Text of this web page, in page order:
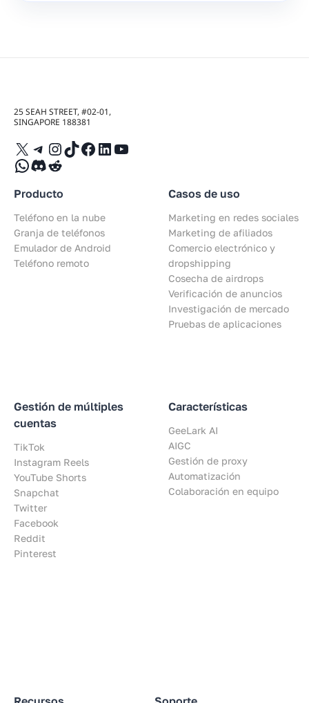
25 SEAH STREET, #02-01,
SINGAPORE 188381
X Telegram
Instagram
TikTok
Facebook
LinkedIn
YouTube
WhatsApp
Discord
Reddit
Producto
Teléfono en la nube
Granja de teléfonos
Emulador de Android
Teléfono remoto
Gestión de múltiples
cuentas
TikTok
Instagram Reels
YouTube Shorts
Snapchat
Twitter
Facebook
Reddit
Pinterest
Casos de uso
Marketing en redes sociales
Marketing de afiliados
Comercio electrónico y
dropshipping
Cosecha de airdrops
Verificación de anuncios
Investigación de mercado
Pruebas de aplicaciones
Características
GeeLark AI
AIGC
Gestión de proxy
Automatización
Colaboración en equipo